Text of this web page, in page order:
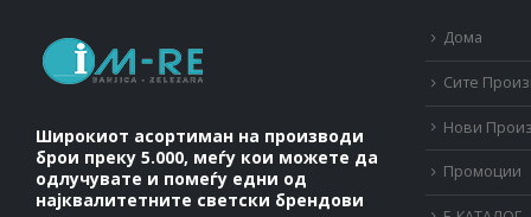
Широкиот асортиман на производи
брои преку 5.000, меѓу кои можете да
одлучувате и помеѓу едни од
најквалитетните светски брендови
Дома
Сите
Нови
Промоции